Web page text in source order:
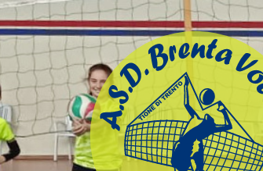
argomenti
delle
notizie:
1ª Divisione
femminile
1ª Divisione
Maschile